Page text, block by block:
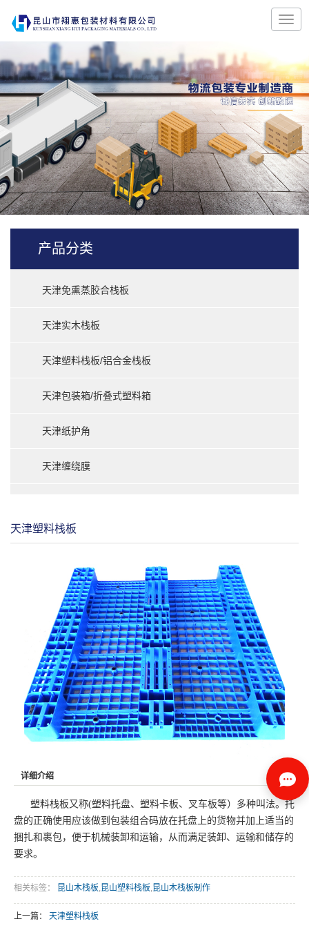
产品分类
天津免熏蒸胶合栈板
天津实木栈板
天津塑料栈板/铝合金栈板
天津包装箱/折叠式塑料箱
天津纸护角
天津缠绕膜
天津塑料栈板
详细介绍
塑料栈板又称(塑料托盘、塑料卡板、叉车板等）多种叫法。托
盘的正确使用应该做到包装组合码放在托盘上的货物并加上适当的
捆扎和裹包，便于机械装卸和运输，从而满足装卸、运输和储存的
要求。
相关标签： 昆山木栈板,昆山塑料栈板,昆山木栈板制作
上一篇： 天津塑料栈板